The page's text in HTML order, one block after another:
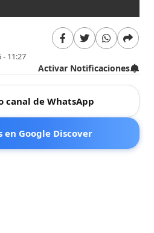
11:27
Activar Notificaciones
canal de WhatsApp
en Google Discover